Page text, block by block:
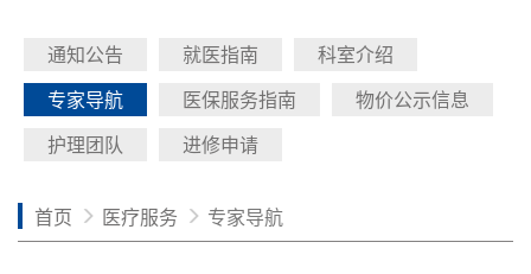
通知公告 就医指南
科室介绍
专家导航
医保服务指南
物价公示信息
护理团队
进修申请
首页 医疗服务 专家导航